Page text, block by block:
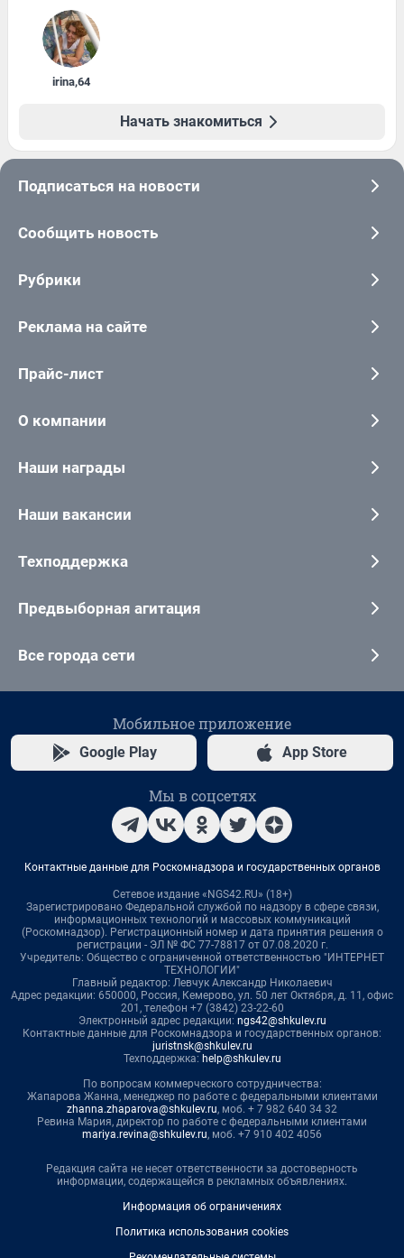
irina,64
Начать знакомиться
Подписаться на новости
Сообщить новость
Рубрики
Реклама на сайте
Прайс-лист
О компании
Наши награды
Наши вакансии
Техподдержка
Предвыборная агитация
Все города сети
Мобильное приложение
Google Play App Store
Мы в соцсетях
Контактные данные для Роскомнадзора и государственных органов
Сетевое издание «NGS42.RU» (18+)
Зарегистрировано Федеральной службой по надзору в сфере связи,
информационных технологий и массовых коммуникаций
(Роскомнадзор). Регистрационный номер и дата принятия решения о
регистрации - ЭЛ № ФС 77-78817 от 07.08.2020 г.
Учредитель: Общество с ограниченной ответственностью "ИНТЕРНЕТ
ТЕХНОЛОГИИ"
Главный редактор: Левчук Александр Николаевич
Адрес редакции: 650000, Россия, Кемерово, ул. 50 лет Октября, д. 11, офис
201, телефон +7 (3842) 23-22-60
Электронный адрес редакции: ngs42@shkulev.ru
Контактные данные для Роскомнадзора и государственных органов:
juristnsk@shkulev.ru
Техподдержка: help@shkulev.ru
По вопросам коммерческого сотрудничества:
Жапарова Жанна, менеджер по работе с федеральными клиентами
zhanna.zhaparova@shkulev.ru, моб. + 7 982 640 34 32
Ревина Мария, директор по работе с федеральными клиентами
mariya.revina@shkulev.ru, моб. +7 910 402 4056
Редакция сайта не несет ответственности за достоверность
информации, содержащейся в рекламных объявлениях.
Информация об ограничениях
Политика использования cookies